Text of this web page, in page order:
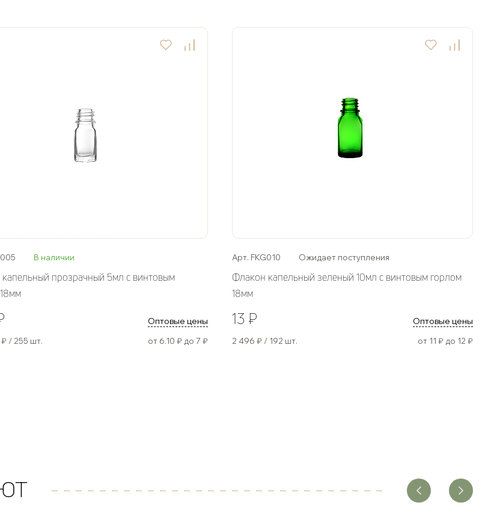
В наличии
прозрачный 5мл с винтовым
Оптовые цены
/ 255 шт. от 6.10 ₽ до 7 ₽
Арт. FKG010 Ожидает поступления
Флакон капельный зеленый 10мл с винтовым горлом
18мм
13 ₽ Оптовые цены
2 496 ₽ / 192 шт. от 11 ₽ до 12 ₽